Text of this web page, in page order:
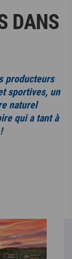
DANS
producteurs
sportives, un
naturel
qui a tant à